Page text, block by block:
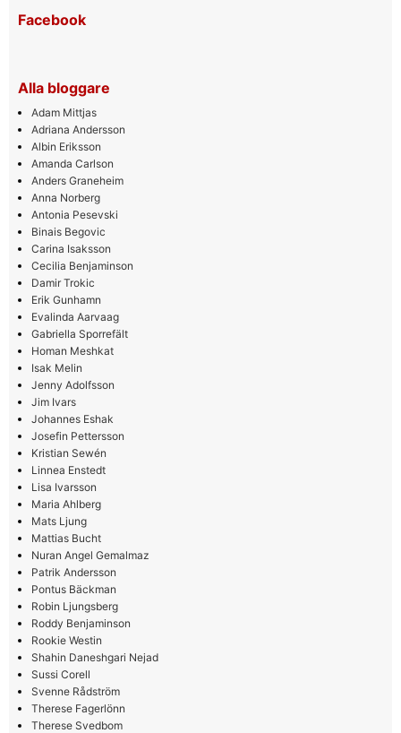
Facebook
Alla bloggare
Adam Mittjas
Adriana Andersson
Albin Eriksson
Amanda Carlson
Anders Graneheim
Anna Norberg
Antonia Pesevski
Binais Begovic
Carina Isaksson
Cecilia Benjaminson
Damir Trokic
Erik Gunhamn
Evalinda Aarvaag
Gabriella Sporrefält
Homan Meshkat
Isak Melin
Jenny Adolfsson
Jim Ivars
Johannes Eshak
Josefin Pettersson
Kristian Sewén
Linnea Enstedt
Lisa Ivarsson
Maria Ahlberg
Mats Ljung
Mattias Bucht
Nuran Angel Gemalmaz
Patrik Andersson
Pontus Bäckman
Robin Ljungsberg
Roddy Benjaminson
Rookie Westin
Shahin Daneshgari Nejad
Sussi Corell
Svenne Rådström
Therese Fagerlönn
Therese Svedbom